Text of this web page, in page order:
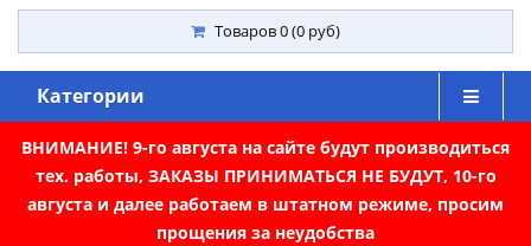
Товаров 0 (0 руб)
Категории
ВНИМАНИЕ! 9-го августа на сайте будут производиться
тех. работы, ЗАКАЗЫ ПРИНИМАТЬСЯ НЕ БУДУТ, 10-го
августа и далее работаем в штатном режиме, просим
прощения за неудобства